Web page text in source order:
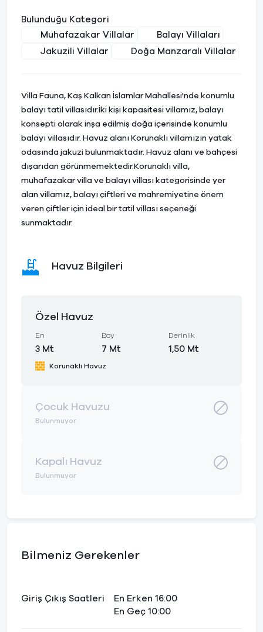
Bulunduğu Kategori
Muhafazakar Villalar
Balayı Villaları
Jakuzili Villalar
Doğa Manzaralı Villalar
Villa Fauna, Kaş Kalkan İslamlar Mahallesi'nde konumlu
balayı tatil villasıdır.İki kişi kapasitesi villamız, balayı
konsepti olarak inşa edilmiş doğa içerisinde konumlu
balayı villasıdır. Havuz alanı Korunaklı villamızın yatak
odasında jakuzi bulunmaktadır. Havuz alanı ve bahçesi
dışarıdan görünmemektedir.Korunaklı villa,
muhafazakar villa ve balayı villası kategorisinde yer
alan villamız, balayı çiftleri ve mahremiyetine önem
veren çiftler için ideal bir tatil villası seçeneği
sunmaktadır.
Havuz Bilgileri
Özel Havuz
En
3 Mt
Boy
7 Mt
Derinlik
1,50 Mt
Korunaklı Havuz
Çocuk Havuzu
Bulunmuyor
Kapalı Havuz
Bulunmuyor
Bilmeniz Gerekenler
Giriş Çıkış Saatleri
En Erken 16:00
En Geç 10:00